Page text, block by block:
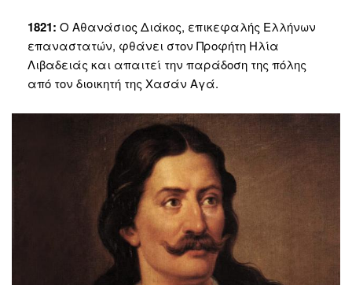
1821: Ο Αθανάσιος Διάκος, επικεφαλής Ελλήνων
επαναστατών, φθάνει στον Προφήτη Ηλία
Λιβαδειάς και απαιτεί την παράδοση της πόλης
από τον διοικητή της Χασάν Αγά.